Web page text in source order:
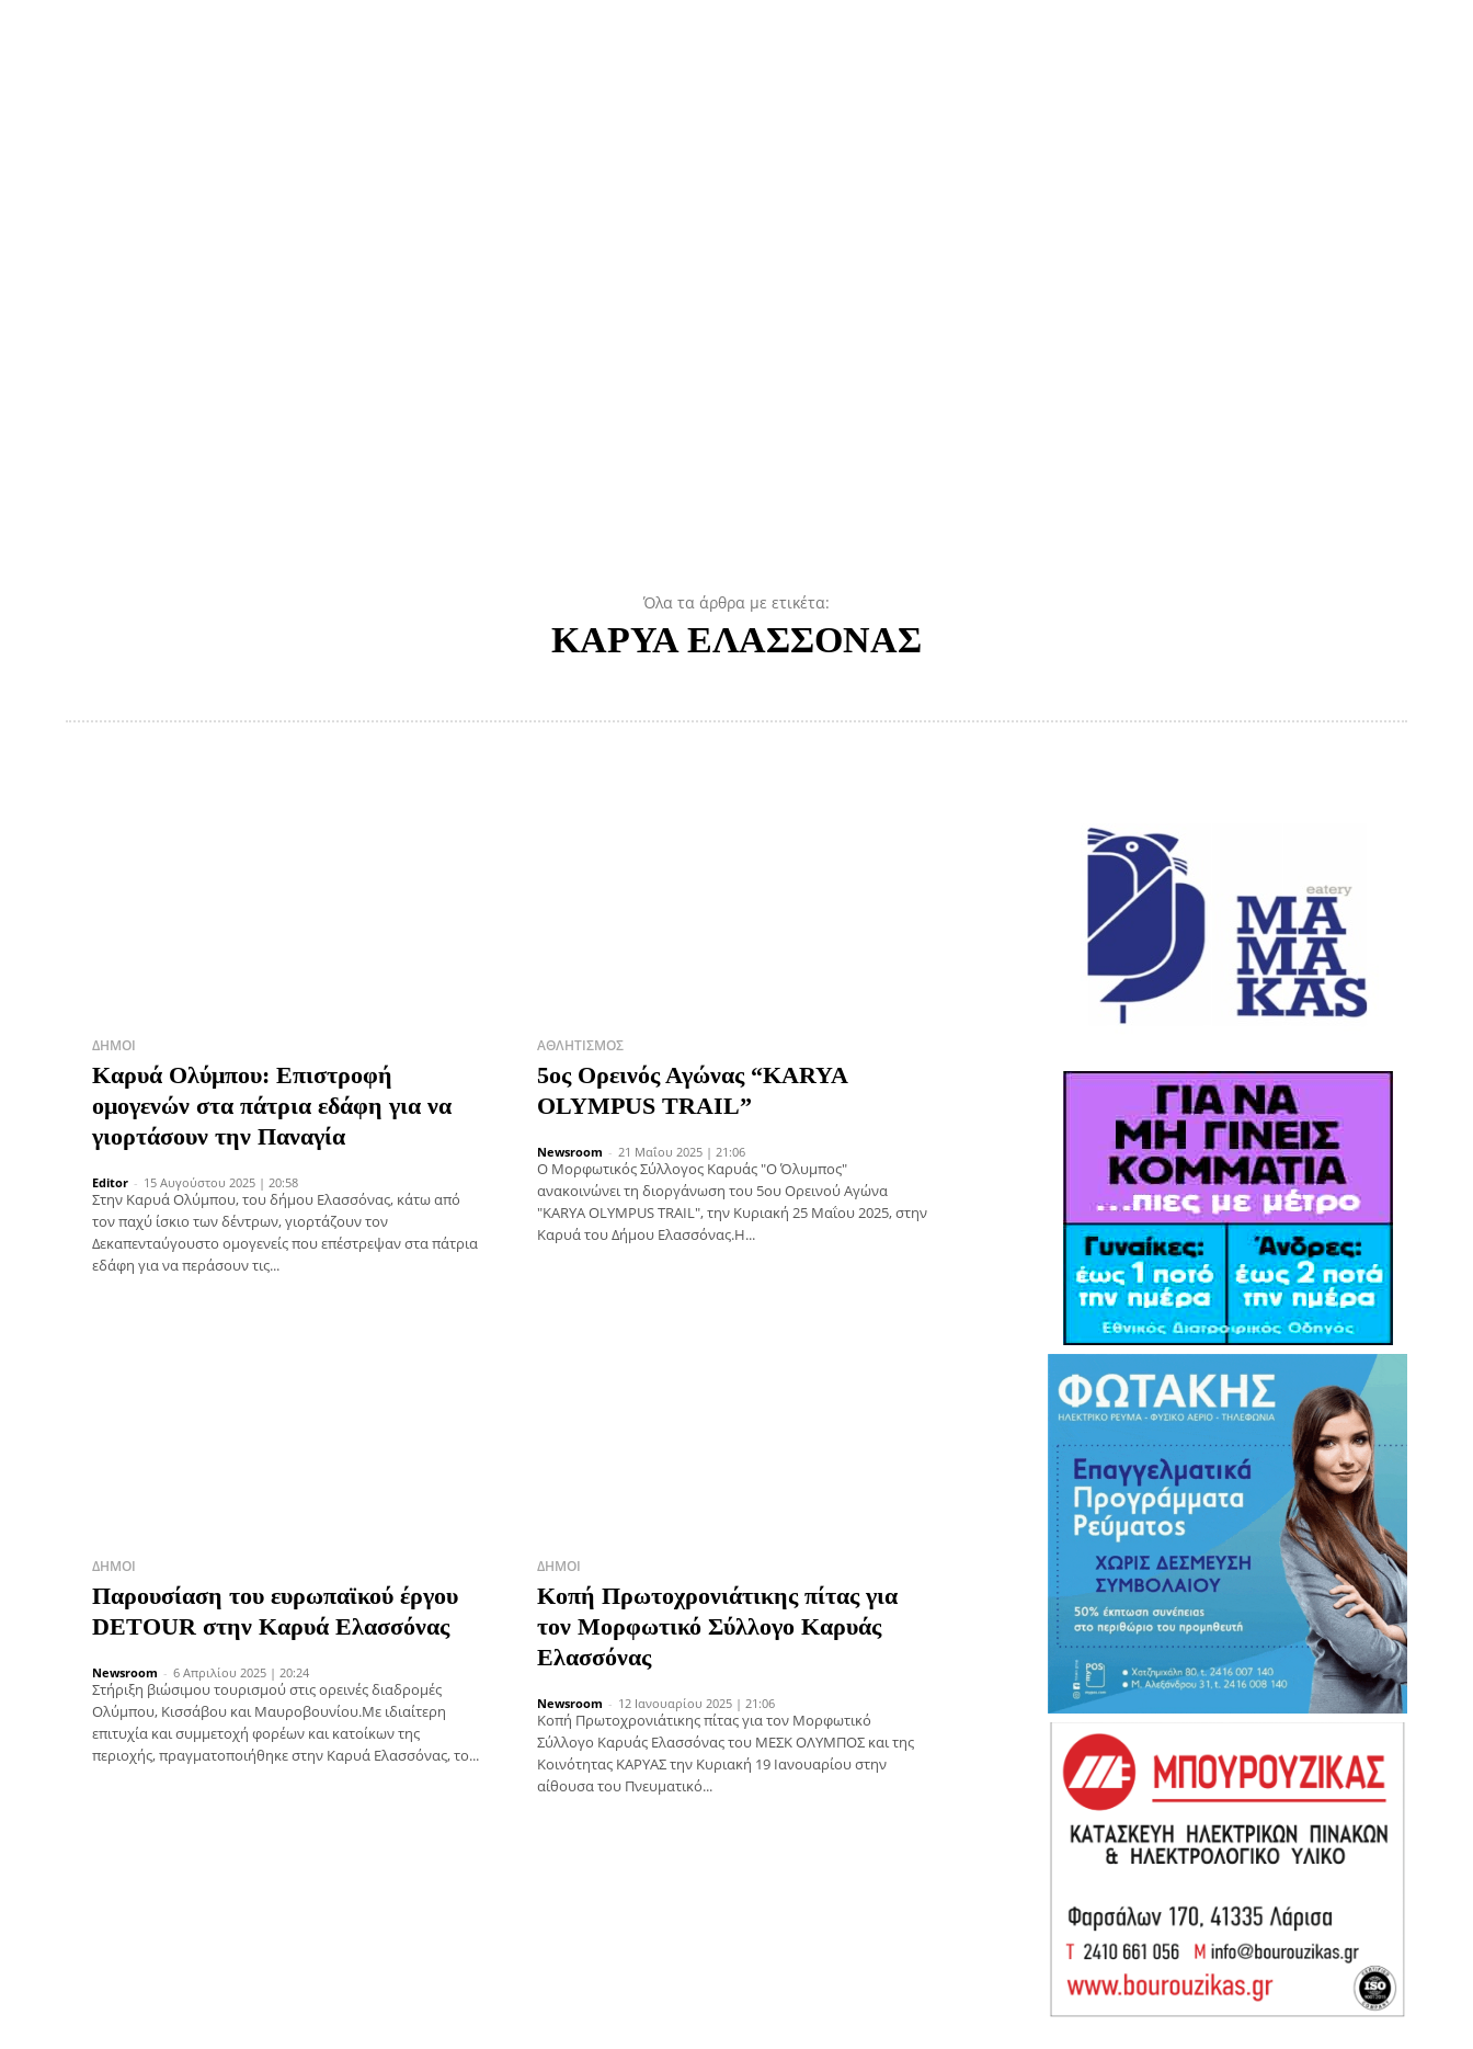
Όλα τα άρθρα με ετικέτα:
ΚΑΡΥΑ ΕΛΑΣΣΟΝΑΣ
ΔΉΜΟΙ
Καρυά Ολύμπου: Επιστροφή
ομογενών στα πάτρια εδάφη για να
γιορτάσουν την Παναγία
Editor - 15 Αυγούστου 2025 | 20:58
Στην Καρυά Ολύμπου, του δήμου Ελασσόνας, κάτω από
τον παχύ ίσκιο των δέντρων, γιορτάζουν τον
Δεκαπενταύγουστο ομογενείς που επέστρεψαν στα πάτρια
εδάφη για να περάσουν τις...
ΑΘΛΗΤΙΣΜΌΣ
5ος Ορεινός Αγώνας “KARYA
OLYMPUS TRAIL”
Newsroom - 21 Μαΐου 2025 | 21:06
Ο Μορφωτικός Σύλλογος Καρυάς "Ο Όλυμπος"
ανακοινώνει τη διοργάνωση του 5ου Ορεινού Αγώνα
"KARYA OLYMPUS TRAIL", την Κυριακή 25 Μαΐου 2025, στην
Καρυά του Δήμου Ελασσόνας.Η...
ΔΉΜΟΙ
Παρουσίαση του ευρωπαϊκού έργου
DETOUR στην Καρυά Ελασσόνας
Newsroom - 6 Απριλίου 2025 | 20:24
Στήριξη βιώσιμου τουρισμού στις ορεινές διαδρομές
Ολύμπου, Κισσάβου και Μαυροβουνίου.Με ιδιαίτερη
επιτυχία και συμμετοχή φορέων και κατοίκων της
περιοχής, πραγματοποιήθηκε στην Καρυά Ελασσόνας, το...
ΔΉΜΟΙ
Κοπή Πρωτοχρονιάτικης πίτας για
τον Μορφωτικό Σύλλογο Καρυάς
Ελασσόνας
Newsroom - 12 Ιανουαρίου 2025 | 21:06
Κοπή Πρωτοχρονιάτικης πίτας για τον Μορφωτικό
Σύλλογο Καρυάς Ελασσόνας του ΜΕΣΚ ΟΛΥΜΠΟΣ και της
Κοινότητας ΚΑΡΥΑΣ την Κυριακή 19 Ιανουαρίου στην
αίθουσα του Πνευματικό...